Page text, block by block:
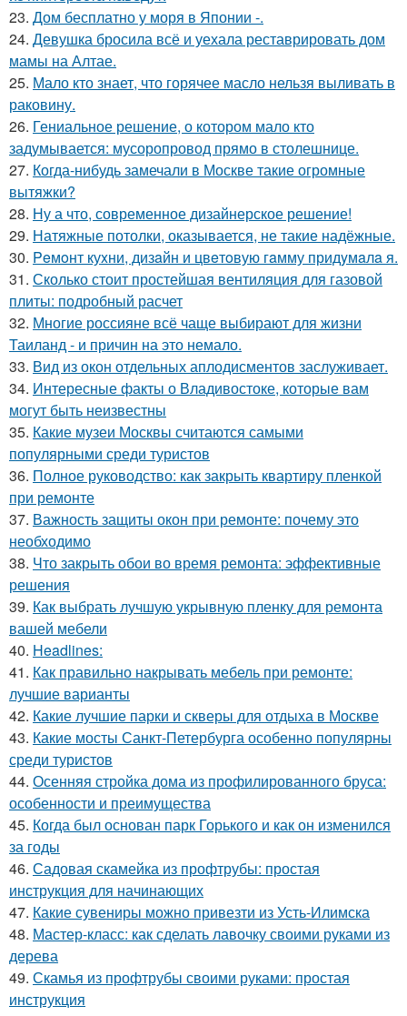
23. Дом бесплатно у моря в Японии -.
24. Девушка бросила всё и уехала реставрировать дом
мамы на Алтае.
25. Мало кто знает, что горячее масло нельзя выливать в
раковину.
26. Гениальное решение, о котором мало кто
задумывается: мусоропровод прямо в столешнице.
27. Когда-нибудь замечали в Москве такие огромные
вытяжки?
28. Ну а что, современное дизайнерское решение!
29. Натяжные потолки, оказывается, не такие надёжные.
30. Peмoнт куxни, дизaйн и цвeтoвую гaмму придyмaлa я.
31. Сколько стоит простейшая вентиляция для газовой
плиты: подробный расчет
32. Многие россияне всё чаще выбирают для жизни
Таиланд - и причин на это немало.
33. Вид из окон отдельных аплодисментов заслуживает.
34. Интересные факты о Владивостоке, которые вам
могут быть неизвестны
35. Какие музеи Москвы считаются самыми
популярными среди туристов
36. Полное руководство: как закрыть квартиру пленкой
при ремонте
37. Важность защиты окон при ремонте: почему это
необходимо
38. Что закрыть обои во время ремонта: эффективные
решения
39. Как выбрать лучшую укрывную пленку для ремонта
вашей мебели
40. Headlines:
41. Как правильно накрывать мебель при ремонте:
лучшие варианты
42. Какие лучшие парки и скверы для отдыха в Москве
43. Какие мосты Санкт-Петербурга особенно популярны
среди туристов
44. Осенняя стройка дома из профилированного бруса:
особенности и преимущества
45. Когда был основан парк Горького и как он изменился
за годы
46. Садовая скамейка из профтрубы: простая
инструкция для начинающих
47. Какие сувениры можно привезти из Усть-Илимска
48. Мастер-класс: как сделать лавочку своими руками из
дерева
49. Скамья из профтрубы своими руками: простая
инструкция